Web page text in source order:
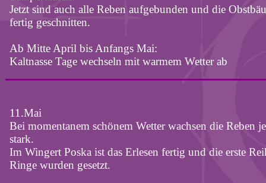
Jetzt sind auch alle Reben aufgebunden und die
fertig geschnitten.
Ab Mitte April bis Anfangs Mai:
Kaltnasse Tage wechseln mit warmem Wetter ab
11.Mai
Bei momentanem schönem Wetter wachsen die Reben
stark.
Im Wingert Poska ist das Erlesen fertig und die erste
Ringe wurden gesetzt.